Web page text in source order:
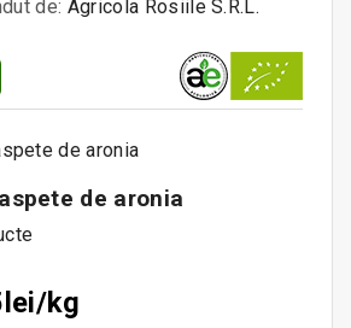
de: Agricola Rosiile S.R.L.
de aronia
kg